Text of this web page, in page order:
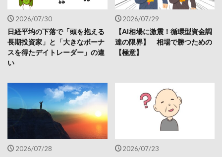
2026/07/30
日経平均の下落で「頭を抱える
長期投資家」と「大きなボーナ
スを得たデイトレーダー」の違
い
2026/07/29
【AI相場に激震！循環型資金調
達の限界】 相場で勝つための
【極意】
2026/07/28 2026/07/23